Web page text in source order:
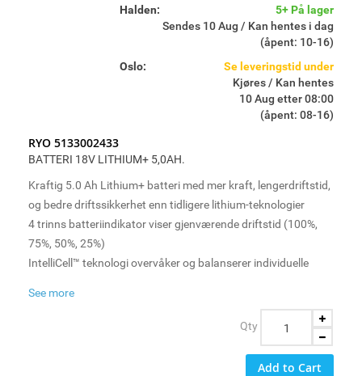
Halden:
5+ På lager
Sendes 10 Aug / Kan hentes i dag
(åpent: 10-16)
Oslo:
Se leveringstid under
Kjøres / Kan hentes
10 Aug etter 08:00
(åpent: 08-16)
RYO 5133002433
BATTERI 18V LITHIUM+ 5,0AH.
Kraftig 5.0 Ah Lithium+ batteri med mer kraft, lengerdriftstid,
og bedre driftssikkerhet enn tidligere lithium-teknologier
4 trinns batteriindikator viser gjenværende driftstid (100%,
75%, 50%, 25%)
IntelliCell™ teknologi overvåker og balanserer individuelle
Kraftig konstruksjon med støtssikker design for beste
See more
Qty
Add to Cart